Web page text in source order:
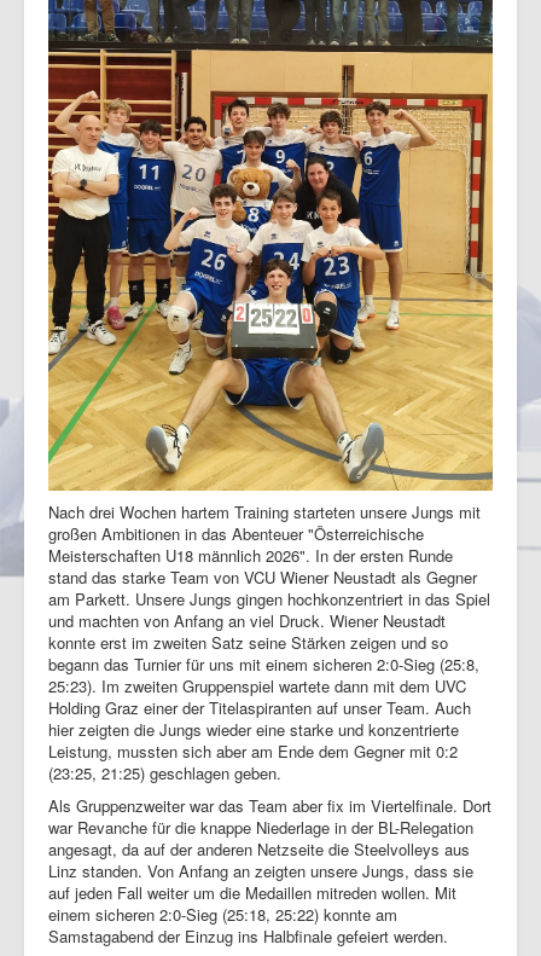
Nach drei Wochen hartem Training starteten unsere Jungs mit
großen Ambitionen in das Abenteuer "Österreichische
Meisterschaften U18 männlich 2026". In der ersten Runde
stand das starke Team von VCU Wiener Neustadt als Gegner
am Parkett. Unsere Jungs gingen hochkonzentriert in das Spiel
und machten von Anfang an viel Druck. Wiener Neustadt
konnte erst im zweiten Satz seine Stärken zeigen und so
begann das Turnier für uns mit einem sicheren 2:0-Sieg (25:8,
25:23). Im zweiten Gruppenspiel wartete dann mit dem UVC
Holding Graz einer der Titelaspiranten auf unser Team. Auch
hier zeigten die Jungs wieder eine starke und konzentrierte
Leistung, mussten sich aber am Ende dem Gegner mit 0:2
(23:25, 21:25) geschlagen geben.
Als Gruppenzweiter war das Team aber fix im Viertelfinale. Dort
war Revanche für die knappe Niederlage in der BL-Relegation
angesagt, da auf der anderen Netzseite die Steelvolleys aus
Linz standen. Von Anfang an zeigten unsere Jungs, dass sie
auf jeden Fall weiter um die Medaillen mitreden wollen. Mit
einem sicheren 2:0-Sieg (25:18, 25:22) konnte am
Samstagabend der Einzug ins Halbfinale gefeiert werden.